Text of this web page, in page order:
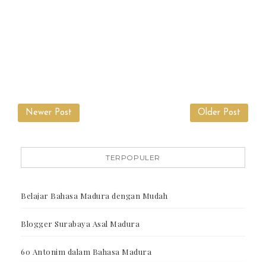
Newer Post Older Post
TERPOPULER
Belajar Bahasa Madura dengan Mudah
Blogger Surabaya Asal Madura
60 Antonim dalam Bahasa Madura